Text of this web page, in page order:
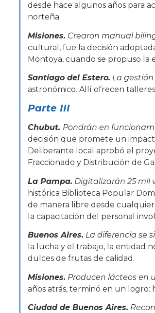
desde hace algunos años para
norteña.
Misiones. Crearon manual
cultural, fue la decisión
Montoya, cuando se propuso la
Santiago del Estero. La
astronómico. Allí ofrecen
Parte III
Chubut. Pondrán en
decisión que promete un
Deliberante local aprobó el
Fraccionado y Distribución de
La Pampa. Digitalizarán 25 mil
histórica Biblioteca Popular
de manera libre desde
la capacitación del personal
Buenos Aires. La diferencia se
la lucha y el trabajo, la entidad
dulces de frutas de calidad.
Misiones. Producen lácteos en
años atrás, terminó en un
Ciudad de Buenos Aires.